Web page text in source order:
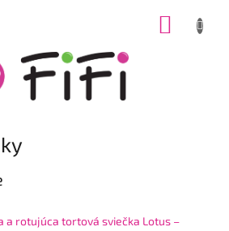
a rotujúca tortová sviečka Lotus –